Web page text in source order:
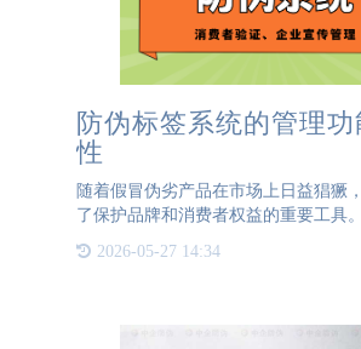
防伪标签系统的管理
性
随着假冒伪劣产品在市场上日益猖獗
了保护品牌和消费者权益的重要工具
有防伪标签是不够的，如何有效地管
签，确保其发挥应有的作用，成为了
2026-05-27 14:34